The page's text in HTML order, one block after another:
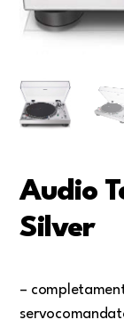
Audio
Silver
–